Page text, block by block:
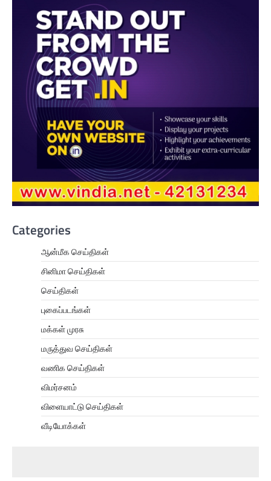
Categories
ஆன்மீக செய்திகள்
சினிமா செய்திகள்
செய்திகள்
புகைப்படங்கள்
மக்கள் முரசு
மருத்துவ செய்திகள்
வணிக செய்திகள்
விமர்சனம்
விளையாட்டு செய்திகள்
வீடியோக்கள்